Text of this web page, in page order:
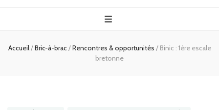
Serviettes
Accueil/Bric-à-brac/Rencontres & opportunités / Binic : 1ère escale
bretonne